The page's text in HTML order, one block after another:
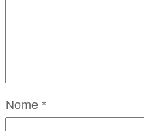
Nome *